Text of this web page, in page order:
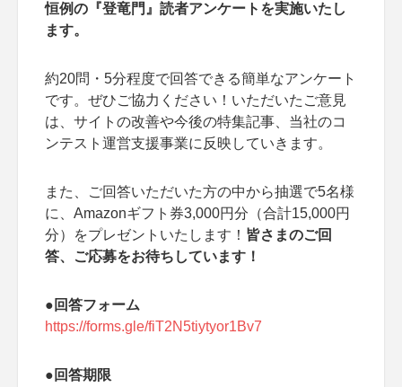
恒例の『登竜門』読者アンケートを実施いたし
ます。
約20問・5分程度で回答できる簡単なアンケート
です。ぜひご協力ください！いただいたご意見
は、サイトの改善や今後の特集記事、当社のコ
ンテスト運営支援事業に反映していきます。
また、ご回答いただいた方の中から抽選で5名様
に、Amazonギフト券3,000円分（合計15,000円
分）をプレゼントいたします！ 皆さまのご回
答、ご応募をお待ちしています！
●回答フォーム
https://forms.gle/fiT2N5tiytyor1Bv7
●回答期限